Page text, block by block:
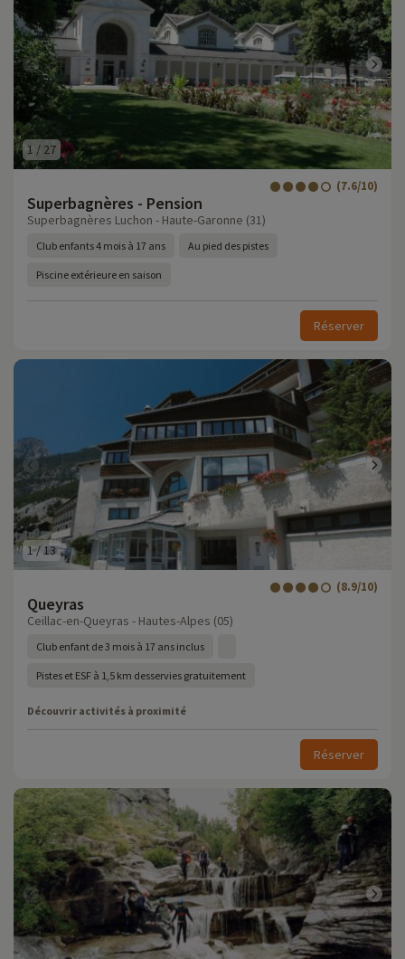
1 / 27
Superbagnères - Pension
(7.6/10)
Superbagnères Luchon - Haute-Garonne (31)
Club enfants 4 mois à 17 ans Au pied des pistes
Piscine extérieure en saison
Réserver
1/13
Queyras
(8.9/10)
Ceillac-en-Queyras - Hautes-Alpes (05)
Club enfant de 3 mois à 17 ans inclus
Pistes et ESF à 1,5 km desservies gratuitement
Découvrir activités à proximité
Réserver